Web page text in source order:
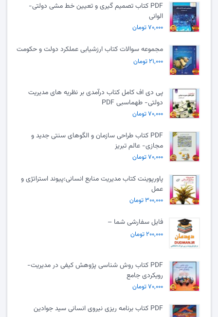
PDF کتاب تصمیم گیری و تعیین خط مشی دولتی-
الوانی
۷۰,۰۰۰ تومان
مجموعه سوالات کتاب ارزشیابی عملکرد دولت و حکومت
۲۱,۰۰۰ تومان
پی دی اف کامل کتاب درآمدی بر نظریه های مدیریت
دولتی- طهماسبی PDF
۷۰,۰۰۰ تومان
PDF کتاب طراحی سازمان و الگوهای سنتی جدید و
مجازی- عالم تبریز
۷۰,۰۰۰ تومان
پاورپوینت کتاب مدیریت منابع انسانی:پیوند استراتژی و
عمل
۳۰۰,۰۰۰ تومان
فایل سفارشی شما –
۲۰۰,۰۰۰ تومان
PDF کتاب روش شناسی پژوهش کیفی در مدیریت-
رویکردی جامع
۷۰,۰۰۰ تومان
PDF کتاب برنامه ریزی نیروی انسانی سید جوادین